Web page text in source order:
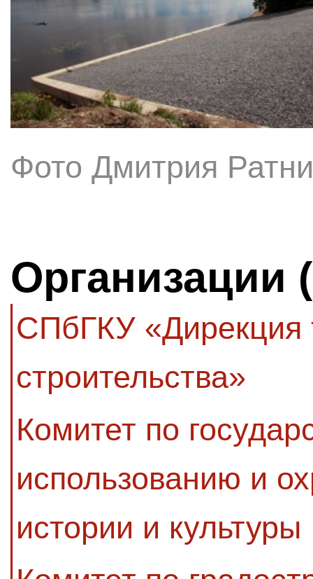
Фото Дмитрия
Организации
СПбГКУ «Дирекция
строительства»
Комитет по
использованию и
истории и культуры